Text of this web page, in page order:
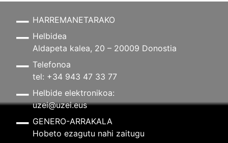
HARREMANETARAKO
Helbidea
Aldapeta kalea, 20 – 20009 Donostia
Telefonoa
tel: +34 943 47 33 77
Helbide elektronikoa:
uzei@uzei.eus
GENERO-ARRAKALA
Hobeto ezagutu nahi zaitugu